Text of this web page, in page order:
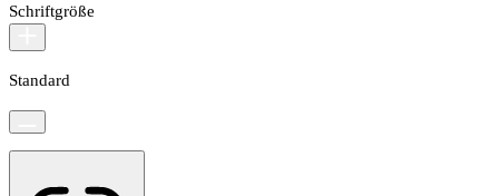
Schriftgröße
Standard